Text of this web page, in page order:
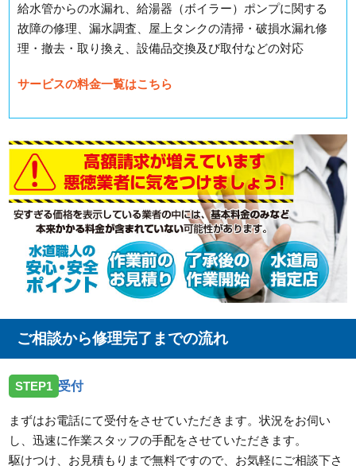
給水管からの水漏れ、給湯器（ボイラー）ポンプに関する
故障の修理、漏水調査、屋上タンクの清掃・破損水漏れ修
理・撤去・取り換え、設備品交換及び取付などの対応
サービスの料金一覧はこちら
ご相談から修理完了までの流れ
STEP1 受付
まずはお電話にて受付をさせていただきます。状況をお伺い
し、迅速に作業スタッフの手配をさせていただきます。
駆けつけ、お見積もりまで無料ですので、お気軽にご相談下さ